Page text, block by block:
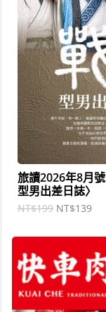
旅讀2026年8月
型男出差日誌〉
NT$199
9
9
。
NT$139
3
9
。